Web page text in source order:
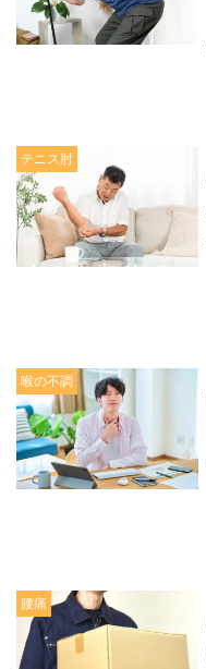
テニス肘
喉の不調
腰痛